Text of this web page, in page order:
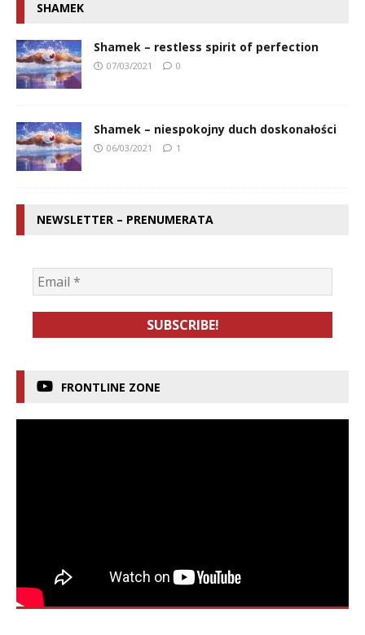
SHAMEK
Shamek – restless spirit of perfection
07/03/2021 0
Shamek – niespokojny duch doskonałości
06/03/2021 1
NEWSLETTER – PRENUMERATA
FRONTLINE ZONE